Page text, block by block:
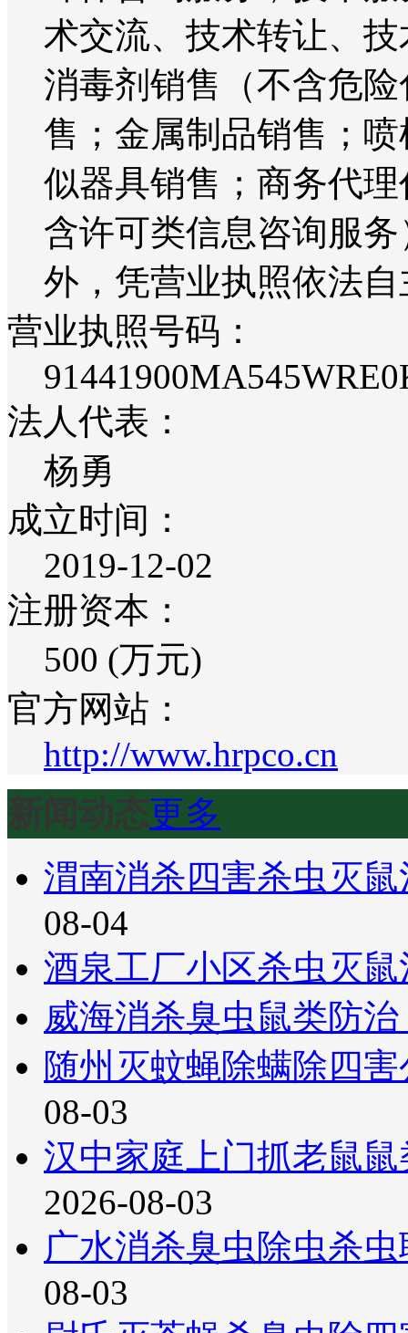
术交流、技术转让、
消毒剂销售（不含危
售；金属制品销售；
似器具销售；商务代
含许可类信息咨询服
外，凭营业执照依法
营业执照号码：
法人代表：
杨勇
成立时间：
2019-12-02
注册资本：
500 (万元)
官方网站：
http://www.hrpco.cn
新闻动态更多
渭南消杀四害杀虫灭
08-04
酒泉工厂小区杀虫灭
威海消杀臭虫鼠类防
随州灭蚊蝇除螨除四
08-03
汉中家庭上门抓老鼠
2026-08-03
广水消杀臭虫除虫杀
08-03